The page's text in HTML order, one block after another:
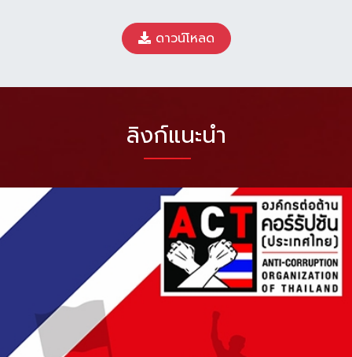
ดาวน์โหลด
ลิงก์แนะนำ